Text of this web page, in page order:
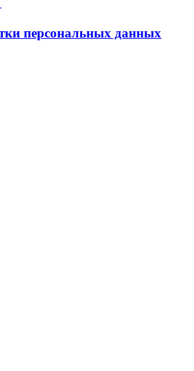
персональных данных